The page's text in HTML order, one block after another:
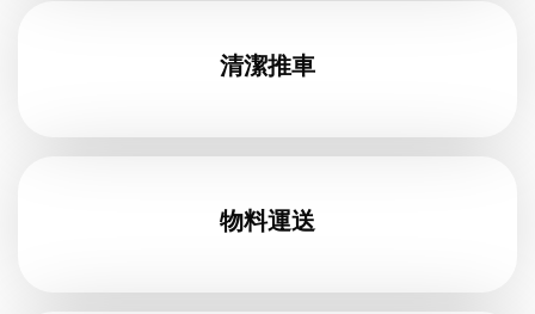
清潔推車
物料運送